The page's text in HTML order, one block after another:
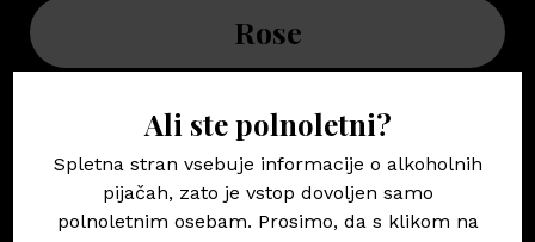
Ali ste polnoletni?
Spletna stran vsebuje informacije o alkoholnih
pijačah, zato je vstop dovoljen samo
polnoletnim osebam. Prosimo, da s klikom na
Rose
Preberite več